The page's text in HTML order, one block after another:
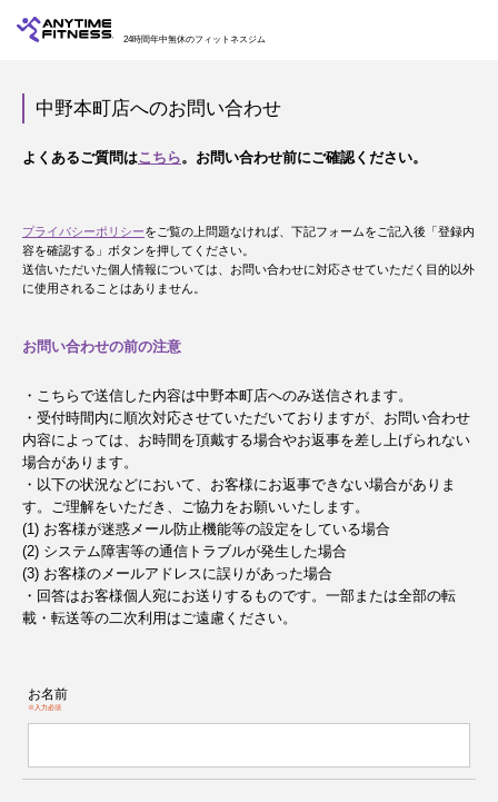
24時間年中無休のフィットネスジム
中野本町店へのお問い合わせ
よくあるご質問はこちら。お問い合わせ前にご確認ください。
プライバシーポリシーをご覧の上問題なければ、下記フォームをご記入後「登録内
容を確認する」ボタンを押してください。
送信いただいた個人情報については、お問い合わせに対応させていただく目的以外
に使用されることはありません。
お問い合わせの前の注意
・こちらで送信した内容は中野本町店へのみ送信されます。
・受付時間内に順次対応させていただいておりますが、お問い合わせ
内容によっては、お時間を頂戴する場合やお返事を差し上げられない
場合があります。
・以下の状況などにおいて、お客様にお返事できない場合がありま
す。ご理解をいただき、ご協力をお願いいたします。
(1) お客様が迷惑メール防止機能等の設定をしている場合
(2) システム障害等の通信トラブルが発生した場合
(3) お客様のメールアドレスに誤りがあった場合
・回答はお客様個人宛にお送りするものです。一部または全部の転
載・転送等の二次利用はご遠慮ください。
お名前
※入力必須